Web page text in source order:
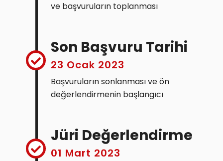
ve başvuruların toplanması
Son Başvuru Tarihi
23 Ocak 2023
Başvuruların sonlanması ve ön
değerlendirmenin başlangıcı
Jüri Değerlendirme
01 Mart 2023